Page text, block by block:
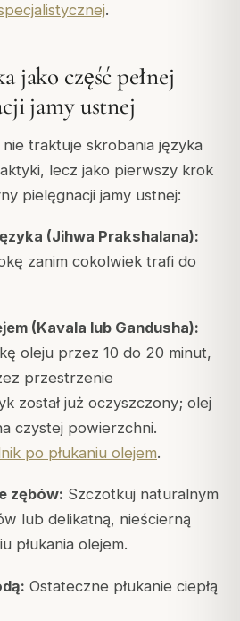
.
jako część pełnej
jamy ustnej
traktuje skrobania języka
lecz jako pierwszy krok
pielęgnacji jamy ustnej:
(Jihwa Prakshalana):
zanim cokolwiek trafi do
(Kavala lub Gandusha):
oleju przez 10 do 20 minut,
przestrzenie
został już oczyszczony; olej
czystej powierzchni.
po płukaniu olejem.
zębów: Szczotkuj naturalnym
lub delikatną, nieścierną
płukania olejem.
Ostateczne płukanie ciepłą